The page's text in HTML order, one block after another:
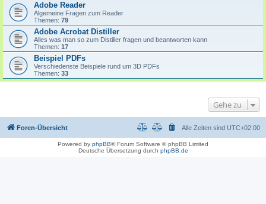
Adobe Reader
Algemeine Fragen zum Reader
Themen: 79
Adobe Acrobat Distiller
Alles was man so zum Distiller fragen und beantworten kann
Themen: 17
Beispiel PDFs
Verschiedenste Beispiele rund um 3D PDFs
Themen: 33
Gehe zu
Foren-Übersicht Alle Zeiten sind UTC+02:00
Powered by phpBB® Forum Software © phpBB Limited
Deutsche Übersetzung durch phpBB.de